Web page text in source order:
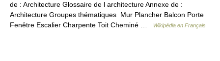
de : Architecture Glossaire de l architecture Annexe de :
Architecture Groupes thématiques Mur Plancher Balcon Porte
Fenêtre Escalier Charpente Toit Cheminé …
Wikipédia en Français